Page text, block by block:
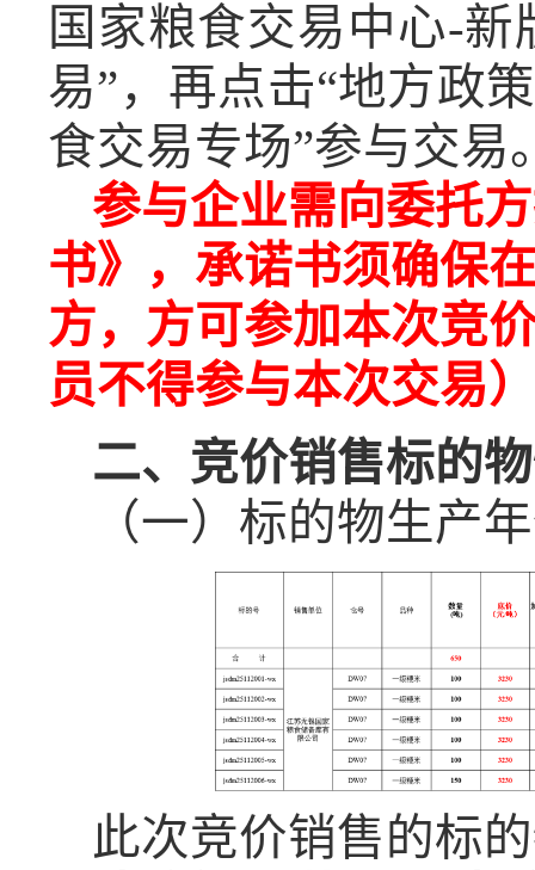
国家粮食交易中心-
易”，再点击“地方政
食交易专场”参与交易
参与企业需向委托
书》 ， 承诺书须确保
方，方可参加本次竞
员不得参与本次交易
二、 竞价销售标的
（一） 标的物生产
此次竞价销售的标